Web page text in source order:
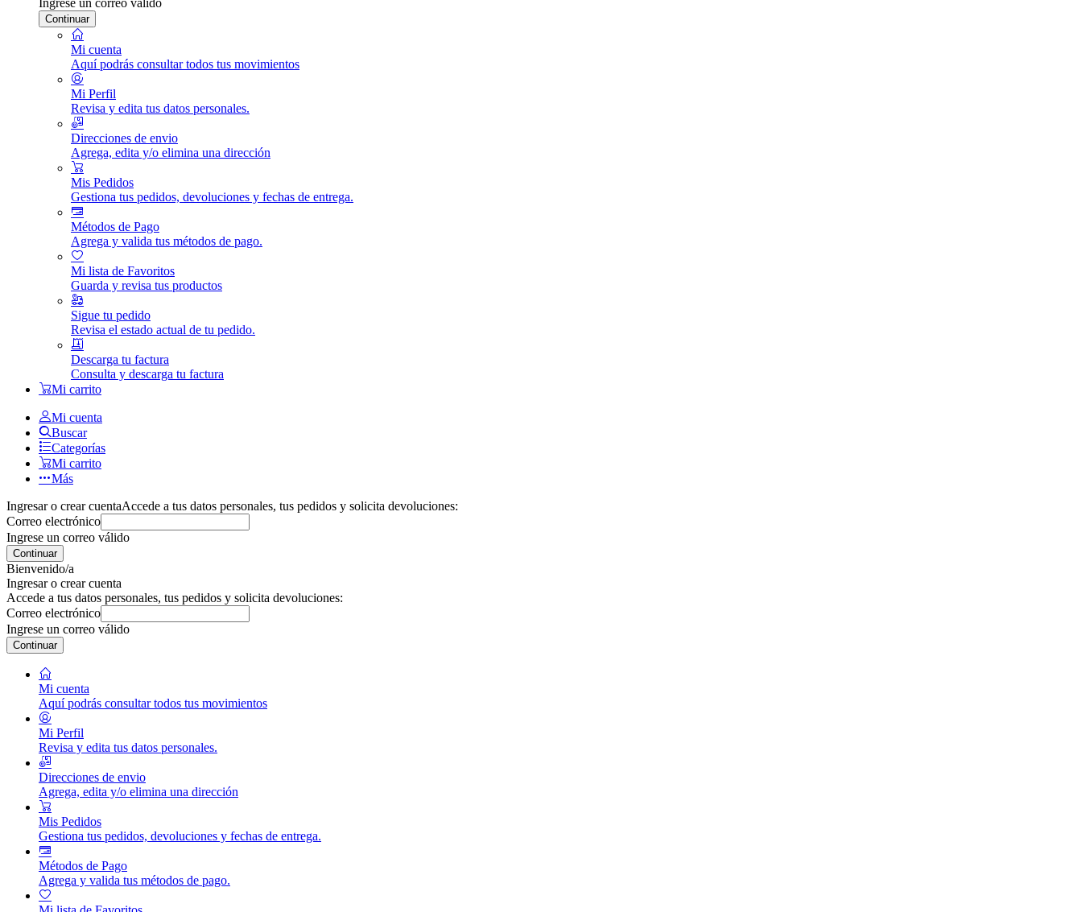
Continuar
Mi cuenta
Aquí podrás consultar todos tus movimientos
Mi Perfil
Revisa y edita tus datos personales.
Direcciones de envio
Agrega, edita y/o elimina una dirección
Mis Pedidos
Gestiona tus pedidos, devoluciones y fechas de entrega.
Métodos de Pago
Agrega y valida tus métodos de pago.
Mi lista de Favoritos
Guarda y revisa tus productos
Sigue tu pedido
Revisa el estado actual de tu pedido.
Descarga tu factura
Consulta y descarga tu factura
Mi carrito
Mi cuenta
Buscar
Categorías
Mi carrito
Más
Ingresar o crear cuentaAccede a tus datos personales, tus pedidos y solicita devoluciones:
Correo electrónico
Ingrese un correo válido
Continuar
Bienvenido/a
Ingresar o crear cuenta
Accede a tus datos personales, tus pedidos y solicita devoluciones:
Correo electrónico
Ingrese un correo válido
Continuar
Mi cuenta
Aquí podrás consultar todos tus movimientos
Mi Perfil
Revisa y edita tus datos personales.
Direcciones de envio
Agrega, edita y/o elimina una dirección
Mis Pedidos
Gestiona tus pedidos, devoluciones y fechas de entrega.
Métodos de Pago
Agrega y valida tus métodos de pago.